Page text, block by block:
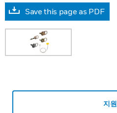
Save this page as PDF
지원